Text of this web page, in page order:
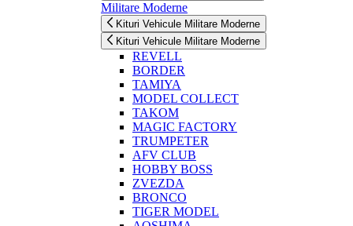
Militare Moderne
Kituri Vehicule Militare Moderne
Kituri Vehicule Militare Moderne
REVELL
BORDER
TAMIYA
MODEL COLLECT
TAKOM
MAGIC FACTORY
TRUMPETER
AFV CLUB
HOBBY BOSS
ZVEZDA
BRONCO
TIGER MODEL